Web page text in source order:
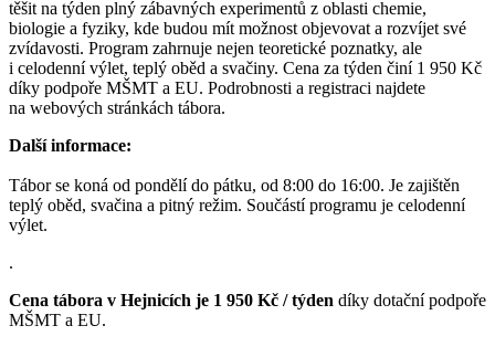
těšit na týden plný zábavných experimentů z oblasti chemie,
biologie a fyziky, kde budou mít možnost objevovat a rozvíjet své
zvídavosti. Program zahrnuje nejen teoretické poznatky, ale
i celodenní výlet, teplý oběd a svačiny. Cena za týden činí 1 950 Kč
díky podpoře MŠMT a EU. Podrobnosti a registraci najdete
na webových stránkách tábora.
Další informace:
Tábor se koná od pondělí do pátku, od 8:00 do 16:00. Je zajištěn
teplý oběd, svačina a pitný režim. Součástí programu je celodenní
výlet.
.
Cena tábora v Hejnicích je 1 950 Kč / týden díky dotační podpoře
MŠMT a EU.